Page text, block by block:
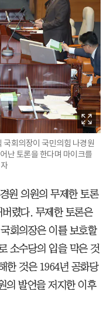
국회의장이 국민의힘 나경원
난 토론을 한다며 마이크를
원 의원의 무제한 토론
렸다. 무제한 토론은
회의장은 이를 보호할
소수당의 입을 막은 것
한 것은 1964년 공화당
의 발언을 저지한 이후